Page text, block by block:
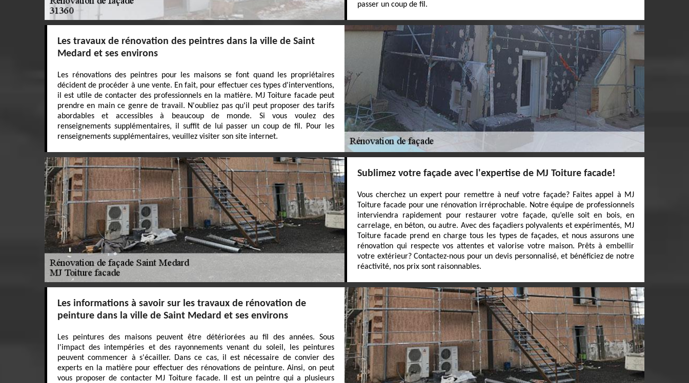
passer un coup de fil.
Les travaux de rénovation des peintres dans la ville de Saint
Medard et ses environs
Les rénovations des peintres pour les maisons se font quand les propriétaires
décident de procéder à une vente. En fait, pour effectuer ces types d'interventions,
il est utile de contacter des professionnels en la matière. MJ Toiture facade peut
prendre en main ce genre de travail. N'oubliez pas qu'il peut proposer des tarifs
abordables et accessibles à beaucoup de monde. Si vous voulez des
renseignements supplémentaires, il suffit de lui passer un coup de fil. Pour les
renseignements supplémentaires, veuillez visiter son site internet.
Sublimez votre façade avec l'expertise de MJ Toiture facade!
Vous cherchez un expert pour remettre à neuf votre façade? Faites appel à MJ
Toiture facade pour une rénovation irréprochable. Notre équipe de professionnels
interviendra rapidement pour restaurer votre façade, qu’elle soit en bois, en
carrelage, en béton, ou autre. Avec des façadiers polyvalents et expérimentés, MJ
Toiture facade prend en charge tous les types de façades, et nous assurons une
rénovation qui respecte vos attentes et valorise votre maison. Prêts à embellir
votre extérieur? Contactez-nous pour un devis personnalisé, et bénéficiez de notre
réactivité, nos prix sont raisonnables.
Les informations à savoir sur les travaux de rénovation de
peinture dans la ville de Saint Medard et ses environs
Les peintures des maisons peuvent être détériorées au fil des années. Sous
l'impact des intempéries et des rayonnements venant du soleil, les peintures
peuvent commencer à s'écailler. Dans ce cas, il est nécessaire de convier des
experts en la matière pour effectuer des rénovations de peinture. Ainsi, on peut
vous proposer de contacter MJ Toiture facade. Il est un peintre qui a plusieurs